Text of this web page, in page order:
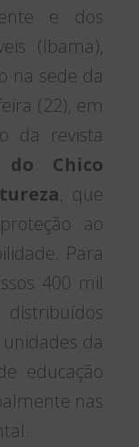
e dos
(Ibama),
na sede da
(22), em
da revista
do Chico
, que
ao
Para
400 mil
da
educação
nas